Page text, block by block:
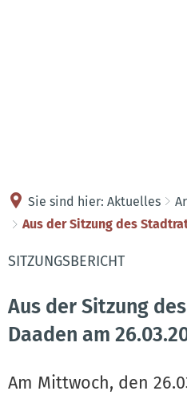
Sie sind hier: Aktuelles
Aus der Sitzung des
SITZUNGSBERICHT
Aus der Sitzung
Daaden am
Am Mittwoch, den